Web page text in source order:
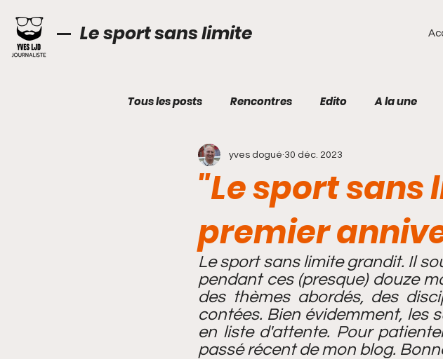
Le sport sans limite
Tous les posts Rencontres Edito A la une
Technique Cabinet médical
"Le sport sans
premier
yves dogué 30 déc. 2023
Le sport sans limite grandit. Il
pendant ces (presque) douze
des thèmes abordés, des
contées. Bien évidemment, les
en liste d'attente. Pour
passé récent de mon blog.